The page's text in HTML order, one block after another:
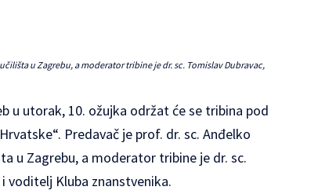
u Zagrebu, a moderator tribine je dr. sc. Tomislav Dubravac,
u utorak, 10. ožujka održat će se tribina pod
Predavač je prof. dr. sc. Anđelko
u Zagrebu, a moderator tribine je dr. sc.
voditelj Kluba znanstvenika.